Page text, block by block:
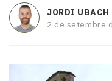
Mai
tant!
TV
mitjans
JORDI UBACH
2 de setembre